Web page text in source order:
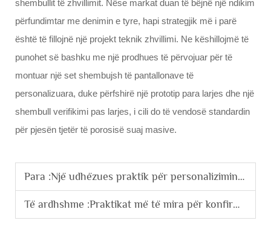
shembullit të zhvillimit. Nëse markat duan të bëjnë një ndikim
përfundimtar me denimin e tyre, hapi strategjik më i parë
është të fillojnë një projekt teknik zhvillimi. Ne këshillojmë të
punohet së bashku me një prodhues të përvojuar për të
montuar një set shembujsh të pantallonave të
personalizuara, duke përfshirë një prototip para larjes dhe një
shembull verifikimi pas larjes, i cili do të vendosë standardin
për pjesën tjetër të porosisë suaj masive.
Para :Një udhëzues praktik për personalizimin e vendosjes së logot në veshjet mashkulore streetwear për projekte me shumicë të markave.
Të ardhshme :Praktikat më të mira për konfirmimin e mostrave me prodhuesit e veshjeve para prodhimit masiv të personalizuar.